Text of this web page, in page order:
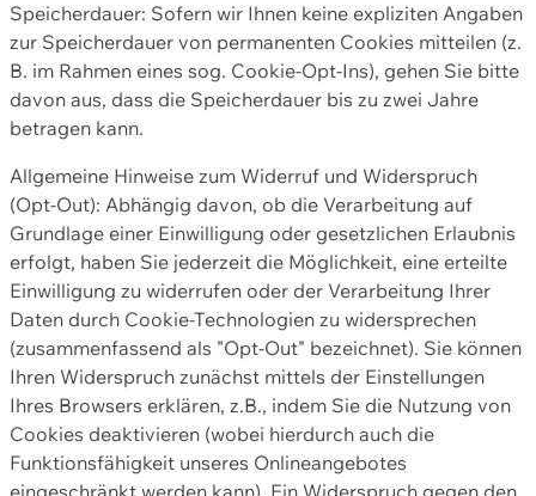
Speicherdauer: Sofern wir Ihnen keine expliziten Angaben
zur Speicherdauer von permanenten Cookies mitteilen (z.
B. im Rahmen eines sog. Cookie-Opt-Ins), gehen Sie bitte
davon aus, dass die Speicherdauer bis zu zwei Jahre
betragen kann.
Allgemeine Hinweise zum Widerruf und Widerspruch
(Opt-Out): Abhängig davon, ob die Verarbeitung auf
Grundlage einer Einwilligung oder gesetzlichen Erlaubnis
erfolgt, haben Sie jederzeit die Möglichkeit, eine erteilte
Einwilligung zu widerrufen oder der Verarbeitung Ihrer
Daten durch Cookie-Technologien zu widersprechen
(zusammenfassend als "Opt-Out" bezeichnet). Sie können
Ihren Widerspruch zunächst mittels der Einstellungen
Ihres Browsers erklären, z.B., indem Sie die Nutzung von
Cookies deaktivieren (wobei hierdurch auch die
Funktionsfähigkeit unseres Onlineangebotes